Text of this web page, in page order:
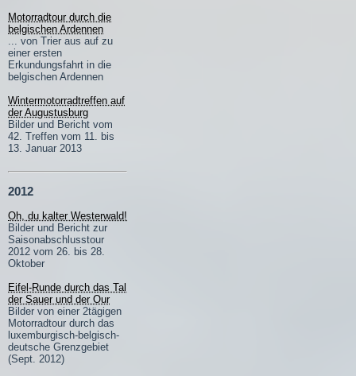
Motorradtour durch die
belgischen Ardennen
... von Trier aus auf zu
einer ersten
Erkundungsfahrt in die
belgischen Ardennen
Wintermotorradtreffen auf
der Augustusburg
Bilder und Bericht vom
42. Treffen vom 11. bis
13. Januar 2013
2012
Oh, du kalter Westerwald!
Bilder und Bericht zur
Saisonabschlusstour
2012 vom 26. bis 28.
Oktober
Eifel-Runde durch das Tal
der Sauer und der Our
Bilder von einer 2tägigen
Motorradtour durch das
luxemburgisch-belgisch-
deutsche Grenzgebiet
(Sept. 2012)